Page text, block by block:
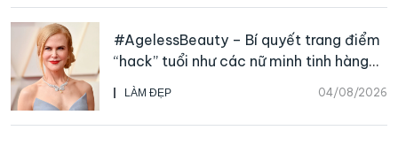
LÀM ĐẸP 04/08/2026
#AgelessBeauty – Bí quyết trang điểm
“hack” tuổi như các nữ minh tinh hàng
đầu